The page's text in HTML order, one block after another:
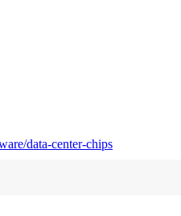
data-center-chips